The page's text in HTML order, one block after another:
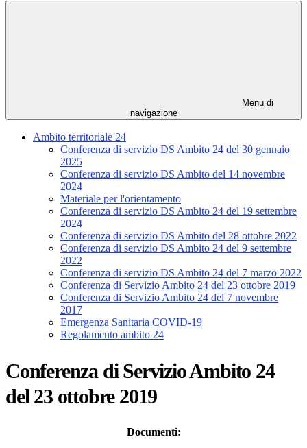
Menu di
navigazione
Ambito territoriale 24
Conferenza di servizio DS Ambito 24 del 30 gennaio
2025
Conferenza di servizio DS Ambito del 14 novembre
2024
Materiale per l'orientamento
Conferenza di servizio DS Ambito 24 del 19 settembre
2024
Conferenza di servizio DS Ambito del 28 ottobre 2022
Conferenza di servizio DS Ambito 24 del 9 settembre
2022
Conferenza di servizio DS Ambito 24 del 7 marzo 2022
Conferenza di Servizio Ambito 24 del 23 ottobre 2019
Conferenza di Servizio Ambito 24 del 7 novembre
2017
Emergenza Sanitaria COVID-19
Regolamento ambito 24
Conferenza di Servizio Ambito 24
del 23 ottobre 2019
Documenti: